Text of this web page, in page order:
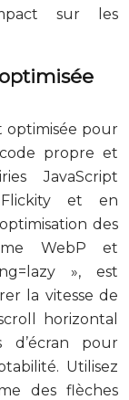
sur les
optimisée pour
propre et
JavaScript
et en
des
WebP et
», est
la vitesse de
horizontal
d’écran pour
Utilisez
des flèches